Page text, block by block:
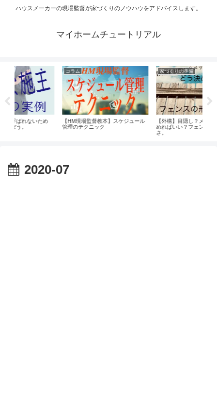
ハウスメーカーの現場監督が家づくりのノウハウをアドバイスします。
マイホームチュートリアル
コラム
【HM現場監督教本】スケジュール
管理のテクニック
家づくりの準備
【外構】目隠し？メッシュ？どう決
めればいい？フェンスの形状と高
2020-07